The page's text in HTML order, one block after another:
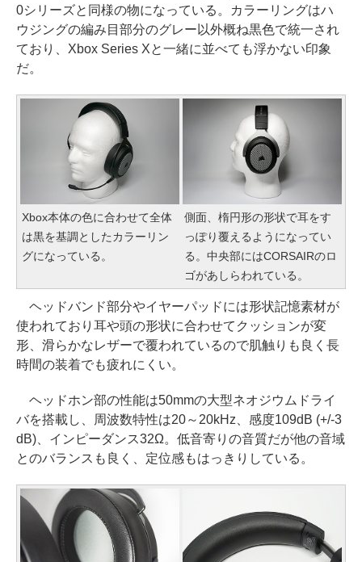
0シリーズと同様の物になっている。カラーリングはハ
ウジングの編み目部分のグレー以外概ね黒色で統一され
ており、Xbox Series Xと一緒に並べても浮かない印象
だ。
Xbox本体の色に合わせて全体
は黒を基調としたカラーリン
グになっている。
側面、楕円形の形状で耳をす
っぽり覆えるようになってい
る。中央部にはCORSAIRのロ
ゴがあしらわれている。
ヘッドバンド部分やイヤーパッドには形状記憶素材が
使われており耳や頭の形状に合わせてクッションが変
形、滑らかなレザーで覆われているので肌触りも良く長
時間の装着でも疲れにくい。
ヘッドホン部の性能は50mmの大型ネオジウムドライ
バを搭載し、周波数特性は20～20kHz、感度109dB (+/-3
dB)、インピーダンス32Ω。低音寄りの音質だが他の音域
とのバランスも良く、定位感もはっきりしている。